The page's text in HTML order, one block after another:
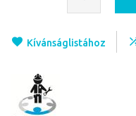
Kívánságlistához